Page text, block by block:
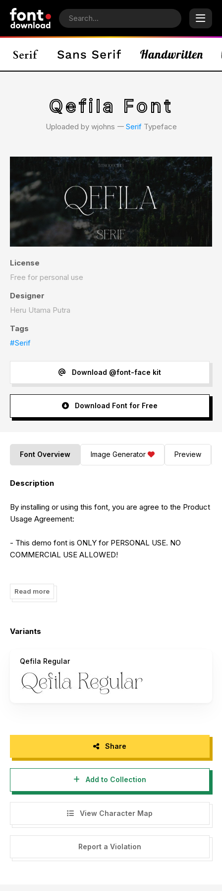
Qefila Font
Uploaded by wjohns 𑁋 SerifTypeface
License
Free for personal use
Designer
Heru Utama Putra
Tags
#Serif
Download @font-face kit
Download Font for Free
Font Overview Image Generator Preview
Description
By installing or using this font, you are agree to the Product
Usage Agreement:
- This demo font is ONLY for PERSONAL USE. NO
COMMERCIAL USE ALLOWED!
license:
https://letterena.com/product/qefila/
- For Corporate use you have to purchase Corporate
- If you need a custom license please contact us at
storytypestudio@gmail.com
- Any donation are very appreciated. Paypal account for
Please visit our store for more amazing fonts :
INDONESIA:
Dengan meng-install font ini, dan membaca persyaratan ini,
anda dianggap mengerti dan menyetujui semua syarat dan
Read more
Variants
Qefila Regular
Share
Add to Collection
View Character Map
Report a Violation